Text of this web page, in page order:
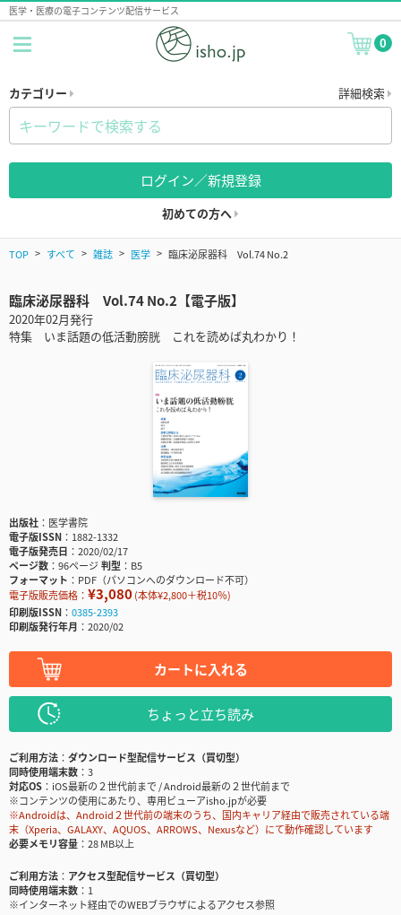
医学・医療の電子コンテンツ配信サービス
0
カテゴリー 詳細検索
ログイン／新規登録
初めての方へ
TOP すべて 雑誌 医学 臨床泌尿器科 Vol.74 No.2
臨床泌尿器科 Vol.74 No.2【電子版】
2020年02月発行
特集 いま話題の低活動膀胱 これを読めば丸わかり！
出版社
医学書院
電子版ISSN
1882-1332
電子版発売日
2020/02/17
ページ数
96ページ判型
B5
フォーマット
PDF（パソコンへのダウンロード不可）
電子版販売価格： ¥3,080(本体¥2,800＋税10％)
印刷版ISSN
0385-2393
印刷版発行年月
2020/02
カートに入れる
ちょっと立ち読み
ご利用方法
ダウンロード型配信サービス（買切型）
同時使用端末数
3
対応OS
iOS最新の２世代前まで / Android最新の２世代前まで
※コンテンツの使用にあたり、専用ビューアisho.jpが必要
※Androidは、Android２世代前の端末のうち、国内キャリア経由で販売されている端
末（Xperia、GALAXY、AQUOS、ARROWS、Nexusなど）にて動作確認しています
必要メモリ容量
28 MB以上
ご利用方法
アクセス型配信サービス（買切型）
同時使用端末数
1
※インターネット経由でのWEBブラウザによるアクセス参照